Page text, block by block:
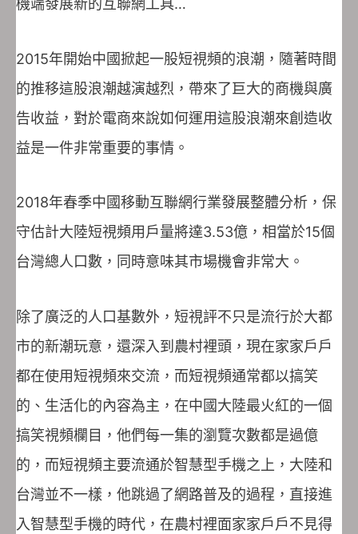
機端發展新的互聯網工具…
2015年開始中國掀起一股短視頻的浪潮，隨著時間
的推移這股浪潮越演越烈，帶來了巨大的商機與廣
告收益，對於電商來說如何運用這股浪潮來創造收
益是一件非常重要的事情。
2018年春季中國移動互聯網行業發展整體分析，保
守估計大陸短視頻用戶量將達3.53億，相當於15個
台灣總人口數，同時意味其市場機會非常大。
除了廣泛的人口基數外，短視評不只是流行於大都
市的新潮玩意，還深入到農村裡頭，現在家家戶戶
都在使用短視頻來交流，而短視頻通常都以搞笑
的、生活化的內容為主，在中國大陸最火紅的一個
搞笑視頻欄目，他們每一集的瀏覽次數都是過億
的，而短視頻主要流通於智慧型手機之上，大陸和
台灣並不一樣，他跳過了網路普及的過程，直接進
入智慧型手機的時代，在農村裡面家家戶戶不見得